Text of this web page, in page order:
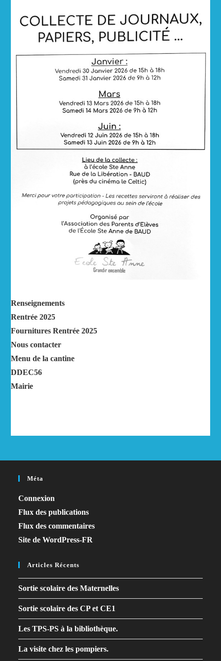
Renseignements
Rentrée 2025
Fournitures Rentrée 2025
Nous contacter
Menu de la cantine
DDEC56
Mairie
Méta
Connexion
Flux des publications
Flux des commentaires
Site de WordPress-FR
Articles Récents
Sortie scolaire des Maternelles
Sortie scolaire des CP et CE1
Les TPS-PS à la bibliothèque.
La visite chez les pompiers.